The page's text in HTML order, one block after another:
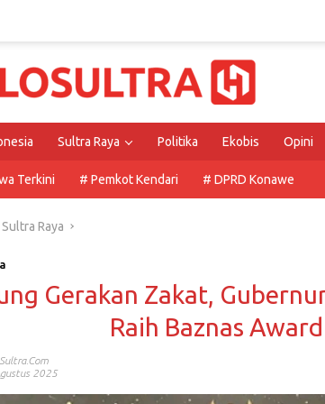
Sultra Raya Politika Ekobis Opini
Terkini # Pemkot Kendari # DPRD Konawe
Sultra Raya
Gerakan Zakat,
Raih Baznas
2025